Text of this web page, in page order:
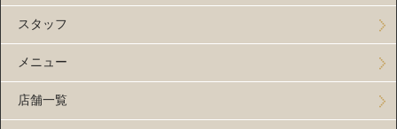
スタッフ
メニュー
店舗一覧